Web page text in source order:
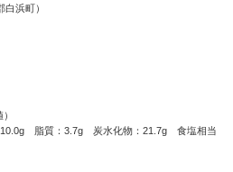
浜町）
脂質：3.7g 炭水化物：21.7g 食塩相当